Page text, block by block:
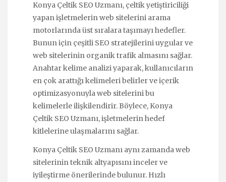
Konya Çeltik SEO Uzmanı, çeltik yetiştiriciliği
yapan işletmelerin web sitelerini arama
motorlarında üst sıralara taşımayı hedefler.
Bunun için çeşitli SEO stratejilerini uygular ve
web sitelerinin organik trafik almasını sağlar.
Anahtar kelime analizi yaparak, kullanıcıların
en çok arattığı kelimeleri belirler ve içerik
optimizasyonuyla web sitelerini bu
kelimelerle ilişkilendirir. Böylece, Konya
Çeltik SEO Uzmanı, işletmelerin hedef
kitlelerine ulaşmalarını sağlar.
Konya Çeltik SEO Uzmanı aynı zamanda web
sitelerinin teknik altyapısını inceler ve
iyileştirme önerilerinde bulunur. Hızlı